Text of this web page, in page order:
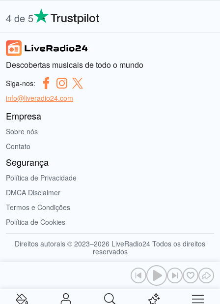
4 de 5
Descobertas musicais de todo o mundo
Siga-nos:
info@liveradio24.com
Empresa
Sobre nós
Contato
Segurança
Política de Privacidade
DMCA Disclaimer
Termos e Condições
Política de Cookies
Direitos autorais © 2023–2026 LiveRadio24 Todos os direitos
reservados